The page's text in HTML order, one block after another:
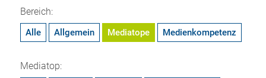
Bereich:
Alle Allgemein Mediatope Medienkompetenz
Mediatop: